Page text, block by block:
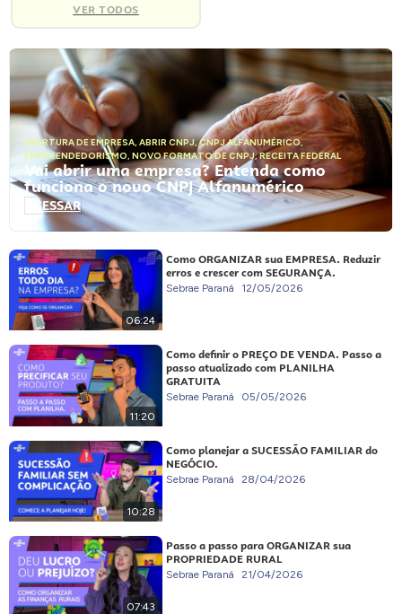
VER TODOS
ABERTURA DE EMPRESA, ABRIR CNPJ,CNPJ ALFANUMÉRICO,
EMPREENDEDORISMO, NOVO FORMATO DE CNPJ,RECEITA FEDERAL
Vai abrir uma empresa? Entenda como
funciona o novo CNPJ Alfanumérico
ACESSAR
06:24
Como ORGANIZAR sua EMPRESA. Reduzir
erros e crescer com SEGURANÇA.
Sebrae Paraná 12/05/2026
11:20
Como definir o PREÇO DE VENDA. Passo a
passo atualizado com PLANILHA
GRATUITA
Sebrae Paraná 05/05/2026
10:28
Como planejar a SUCESSÃO FAMILIAR do
NEGÓCIO.
Sebrae Paraná 28/04/2026
07:43
Passo a passo para ORGANIZAR sua
PROPRIEDADE RURAL
Sebrae Paraná 21/04/2026